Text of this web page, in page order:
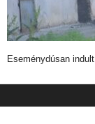
Eseménydúsan